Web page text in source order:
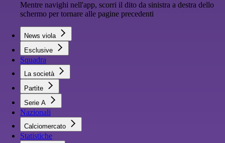
Mentre navighi nell'app, scorri il dito da sinistra a destra dello
schermo per tornare alle pagine precedenti
News viola
Esclusive
Squadra
La società
Partite
Serie A
Nazionali
Calciomercato
Statistiche